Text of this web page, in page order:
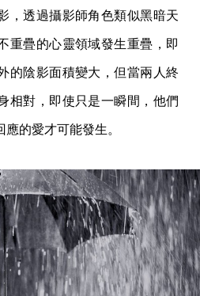
，透過攝影師角色類似黑暗天
重疊的心靈領域發生重疊，即
的陰影面積變大，但當兩人終
相對，即使只是一瞬間，他們
的愛才可能發生。